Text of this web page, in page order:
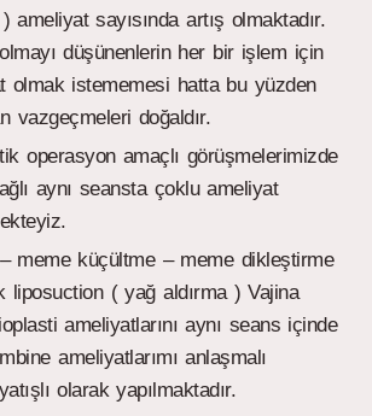
ameliyat sayısında artış olmaktadır.
düşünenlerin her bir işlem için
olmak istememesi hatta bu yüzden
vazgeçmeleri doğaldır.
operasyon amaçlı görüşmelerimizde
aynı seansta çoklu ameliyat
meme küçültme – meme dikleştirme
liposuction ( yağ aldırma ) Vajina
ameliyatlarını aynı seans içinde
ameliyatlarımı anlaşmalı
olarak yapılmaktadır.